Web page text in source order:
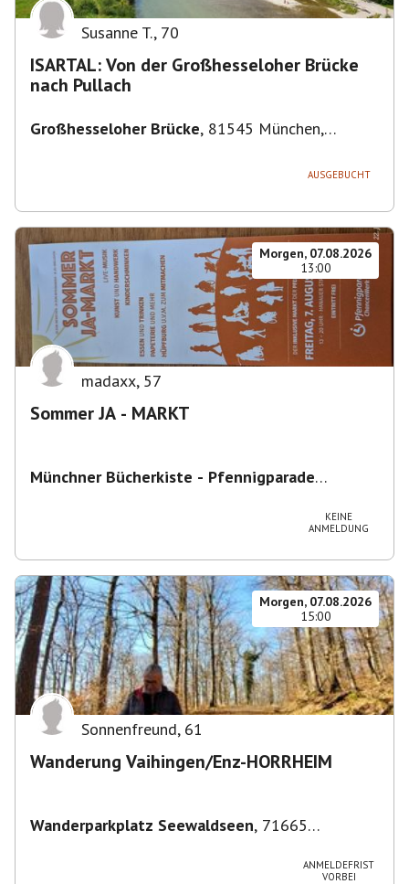
Susanne T., 70
ISARTAL: Von der Großhesseloher Brücke
nach Pullach
Großhesseloher Brücke, 81545 München,
AUSGEBUCHT
Morgen, 07.08.2026
13:00
madaxx, 57
Sommer JA - MARKT
Münchner Bücherkiste - Pfennigparade
KEINE
ANMELDUNG
Morgen, 07.08.2026
15:00
Sonnenfreund, 61
Wanderung Vaihingen/Enz-HORRHEIM
Wanderparkplatz Seewaldseen, 71665
ANMELDEFRIST
VORBEI